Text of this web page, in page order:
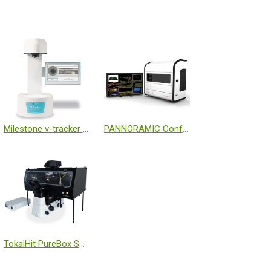
Milestone v-tracker 自動檢體瓶掃描器 PANNORAMIC Confocal Slide Scanner 雷射共軛焦玻片掃描儀
TokaiHit PureBox SHIRAITO 全罩式超淨恆溫箱